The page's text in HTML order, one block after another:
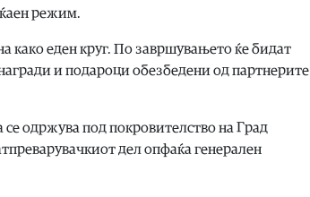
режим.
како еден круг. По завршувањето ќе бидат
и подароци обезбедени од партнерите
се одржува под покровителство на Град
дел опфаќа генерален